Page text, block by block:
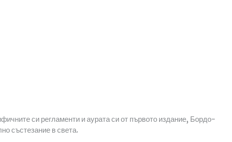
си регламенти и аурата си от първото издание, Бордо-
състезание в света.